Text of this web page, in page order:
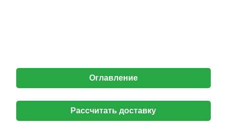
Оглавление
Рассчитать доставку